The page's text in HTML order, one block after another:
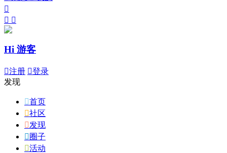

 
Hi 游客
注册 登录
发现
首页
社区
发现
 圈子
活动